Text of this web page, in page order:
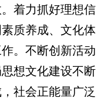
着力抓好理想信
质养成、文化体
。不断创新活动
想文化建设不断
社会正能量广泛